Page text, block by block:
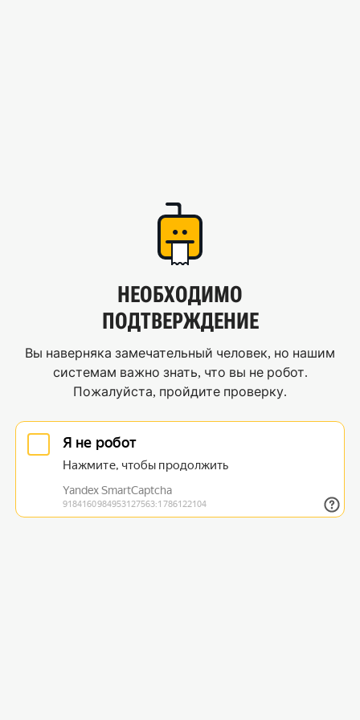
НЕОБХОДИМО
ПОДТВЕРЖДЕНИЕ
Вы наверняка замечательный человек, но нашим
системам важно знать, что вы не робот.
Пожалуйста, пройдите проверку.